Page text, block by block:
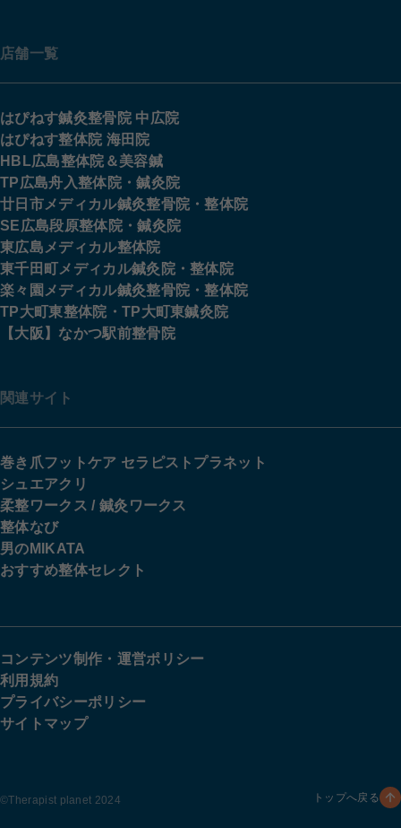
店舗一覧
はぴねす鍼灸整骨院 中広院
はぴねす整体院 海田院
HBL広島整体院＆美容鍼
TP広島舟入整体院・鍼灸院
廿日市メディカル鍼灸整骨院・整体院
SE広島段原整体院・鍼灸院
東広島メディカル整体院
東千田町メディカル鍼灸院・整体院
楽々園メディカル鍼灸整骨院・整体院
TP大町東整体院・TP大町東鍼灸院
【大阪】なかつ駅前整骨院
関連サイト
巻き爪フットケア セラピストプラネット
シュエアクリ
柔整ワークス / 鍼灸ワークス
整体なび
男のMIKATA
おすすめ整体セレクト
コンテンツ制作・運営ポリシー
利用規約
プライバシーポリシー
サイトマップ
©︎Therapist planet 2024 トップへ戻る